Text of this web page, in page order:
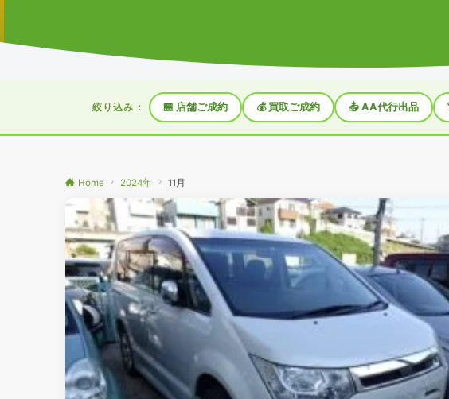
絞り込み： 🏪 店舗ご成約 💰 買取ご成約 📤 AA代行出品
Home 2024年 11月